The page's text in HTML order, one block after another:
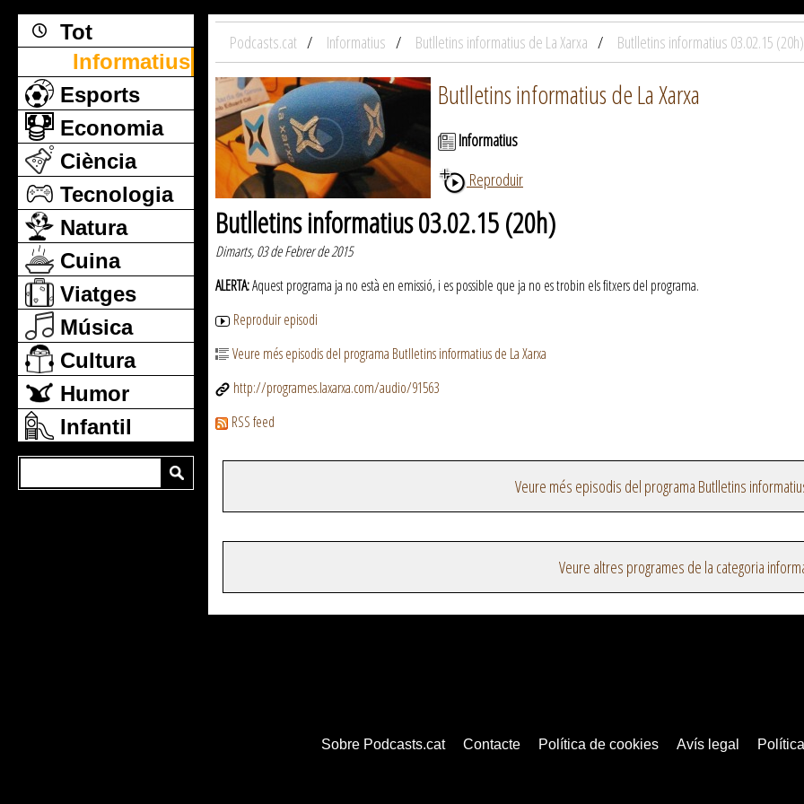
Tot
Informatius
Esports
Economia
Ciència
Tecnologia
Natura
Cuina
Viatges
Música
Cultura
Humor
Infantil
Podcasts.cat Informatius Butlletins informatius de La Xarxa Butlletins informatius 03.02.15 (20h)
Butlletins informatius de La Xarxa
Informatius
Reproduir
Butlletins informatius 03.02.15 (20h)
Dimarts, 03 de Febrer de 2015
ALERTA:Aquest programa ja no està en emissió, i es possible que ja no es trobin els fitxers del programa.
Reproduir episodi
Veure més episodis del programa Butlletins informatius de La Xarxa
http://programes.laxarxa.com/audio/91563
RSS feed
Veure més episodis del programa Butlletins
Veure altres programes de la categoria
Sobre Podcasts.cat Contacte Política de cookies Avís legal